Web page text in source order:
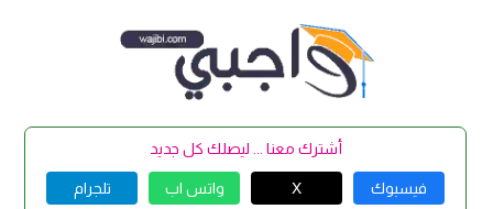
أشترك معنا ... ليصلك كل جديد
فيسبوك X واتس اب تلجرام